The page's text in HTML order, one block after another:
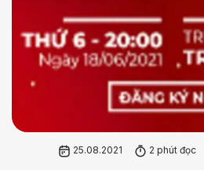
25.08.2021 2 phút đọc